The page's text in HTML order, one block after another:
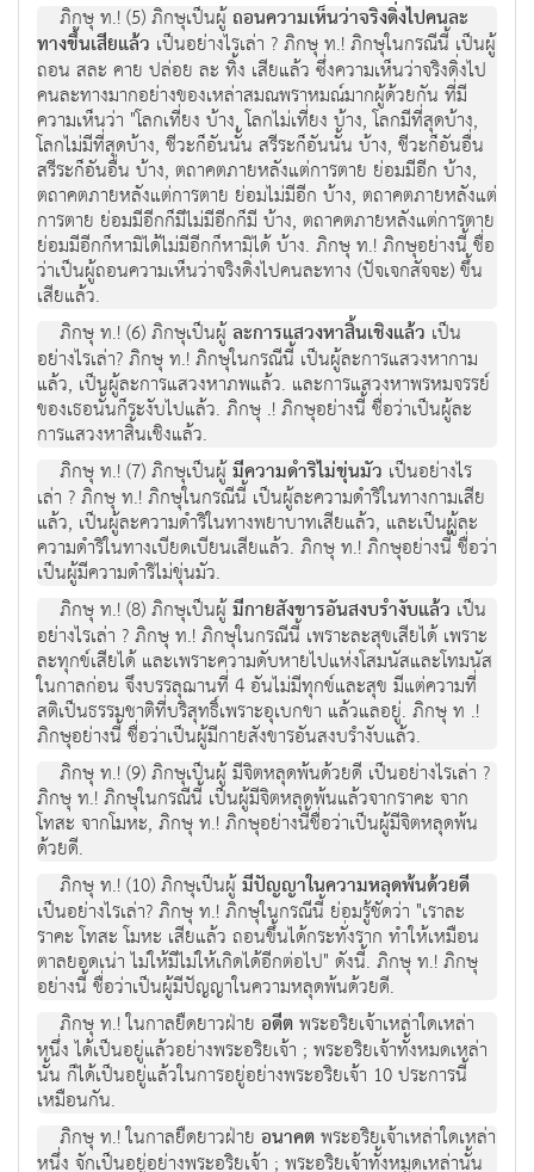
ภิกษุ ท.! (5) ภิกษุเป็นผู้ถอนความเห็นว่าจริงดิ่งไปคนละ
ทางขึ้นเสียแล้ว เป็นอย่างไรเล่า ? ภิกษุ ท.! ภิกษุในกรณีนี้ เป็นผู้
ถอน สละ คาย ปล่อย ละ ทิ้ง เสียแล้ว ซึ่งความเห็นว่าจริงดิ่งไป
คนละทางมากอย่างของเหล่าสมณพราหมณ์มากผู้ด้วยกัน ที่มี
ความเห็นว่า "โลกเที่ยง บ้าง, โลกไม่เที่ยง บ้าง, โลกมีที่สุดบ้าง,
โลกไม่มีที่สุดบ้าง, ชีวะก็อันนั้น สรีระก็อันนั้น บ้าง, ชีวะก็อันอื่น
สรีระก็อันอื่น บ้าง, ตถาคตภายหลังแต่การตาย ย่อมมีอีก บ้าง,
ตถาคตภายหลังแต่การตาย ย่อมไม่มีอีก บ้าง, ตถาคตภายหลังแต่
การตาย ย่อมมีอีกก็มีไม่มีอีกก็มี บ้าง, ตถาคตภายหลังแต่การตาย
ย่อมมีอีกก็หามิได้ไม่มีอีกก็หามิได้ บ้าง. ภิกษุ ท.! ภิกษุอย่างนี้ ชื่อ
ว่าเป็นผู้ถอนความเห็นว่าจริงดิ่งไปคนละทาง (ปัจเจกสัจจะ) ขึ้น
เสียแล้ว.
ภิกษุ ท.! (6) ภิกษุเป็นผู้ละการแสวงหาสิ้นเชิงแล้ว เป็น
อย่างไรเล่า? ภิกษุ ท.! ภิกษุในกรณีนี้ เป็นผู้ละการแสวงหากาม
แล้ว, เป็นผู้ละการแสวงหาภพแล้ว. และการแสวงหาพรหมจรรย์
ของเธอนั้นก็ระงับไปแล้ว. ภิกษุ .! ภิกษุอย่างนี้ ชื่อว่าเป็นผู้ละ
การแสวงหาสิ้นเชิงแล้ว.
ภิกษุ ท.! (7) ภิกษุเป็นผู้มีความดำริไม่ขุ่นมัว เป็นอย่างไร
เล่า ? ภิกษุ ท.! ภิกษุในกรณีนี้ เป็นผู้ละความดำริในทางกามเสีย
แล้ว, เป็นผู้ละความดำริในทางพยาบาทเสียแล้ว, และเป็นผู้ละ
ความดำริในทางเบียดเบียนเสียแล้ว. ภิกษุ ท.! ภิกษุอย่างนี้ ชื่อว่า
เป็นผู้มีความดำริไม่ขุ่นมัว.
ภิกษุ ท.! (8) ภิกษุเป็นผู้มีกายสังขารอันสงบรำงับแล้ว เป็น
อย่างไรเล่า ? ภิกษุ ท.! ภิกษุในกรณีนี้ เพราะละสุขเสียได้ เพราะ
ละทุกข์เสียได้ และเพราะความดับหายไปแห่งโสมนัสและโทมนัส
ในกาลก่อน จึงบรรลุฌานที่ 4 อันไม่มีทุกข์และสุข มีแต่ความที่
สติเป็นธรรมชาติที่บริสุทธิ์เพราะอุเบกขา แล้วแลอยู่. ภิกษุ ท .!
ภิกษุอย่างนี้ ชื่อว่าเป็นผู้มีกายสังขารอันสงบรำงับแล้ว.
ภิกษุ ท.! (9) ภิกษุเป็นผู้ มีจิตหลุดพ้นด้วยดี เป็นอย่างไรเล่า ?
ภิกษุ ท.! ภิกษุในกรณีนี้ เป็นผู้มีจิตหลุดพ้นแล้วจากราคะ จาก
โทสะ จากโมหะ, ภิกษุ ท.! ภิกษุอย่างนี้ชื่อว่าเป็นผู้มีจิตหลุดพ้น
ด้วยดี.
ภิกษุ ท.! (10) ภิกษุเป็นผู้มีปัญญาในความหลุดพ้นด้วยดี
เป็นอย่างไรเล่า? ภิกษุ ท.! ภิกษุในกรณีนี้ ย่อมรู้ชัดว่า "เราละ
ราคะ โทสะ โมหะ เสียแล้ว ถอนขึ้นได้กระทั่งราก ทำให้เหมือน
ตาลยอดเน่า ไม่ให้มีไม่ให้เกิดได้อีกต่อไป" ดังนี้. ภิกษุ ท.! ภิกษุ
อย่างนี้ ชื่อว่าเป็นผู้มีปัญญาในความหลุดพ้นด้วยดี.
ภิกษุ ท.! ในกาลยืดยาวฝ่ายอดีตพระอริยเจ้าเหล่าใดเหล่า
หนึ่ง ได้เป็นอยู่แล้วอย่างพระอริยเจ้า ; พระอริยเจ้าทั้งหมดเหล่า
นั้น ก็ได้เป็นอยู่แล้วในการอยู่อย่างพระอริยเจ้า 10 ประการนี้
เหมือนกัน.
ภิกษุ ท.! ในกาลยืดยาวฝ่ายอนาคตพระอริยเจ้าเหล่าใดเหล่า
หนึ่ง จักเป็นอยู่อย่างพระอริยเจ้า ; พระอริยเจ้าทั้งหมดเหล่านั้น